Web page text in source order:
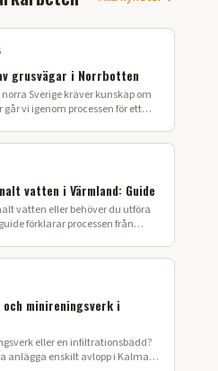
grusvägar i Norrbotten
Sverige kräver kunskap om
vi igenom processen för ett
vatten i Värmland: Guide
vatten eller behöver du utföra
förklarar processen från
minireningsverk i
eller en infiltrationsbädd?
anlägga enskilt avlopp i Kalmar